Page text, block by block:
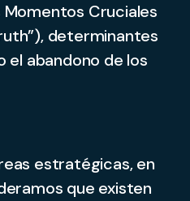
Momentos Cruciales
determinantes
el abandono de los
estratégicas, en
que existen